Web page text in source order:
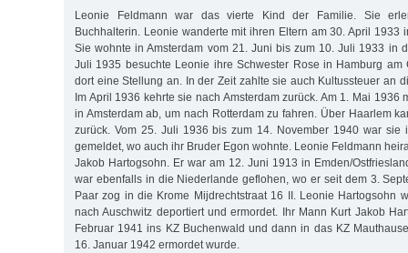
Leonie Feldmann war das vierte Kind der Familie. Sie
Buchhalterin. Leonie wanderte mit ihren Eltern am 30. April 1933
Sie wohnte in Amsterdam vom 21. Juni bis zum 10. Juli 1933 in
Juli 1935 besuchte Leonie ihre Schwester Rose in Hamburg am
dort eine Stellung an. In der Zeit zahlte sie auch Kultussteuer an
Im April 1936 kehrte sie nach Amsterdam zurück. Am 1. Mai 1936
in Amsterdam ab, um nach Rotterdam zu fahren. Über Haarlem
zurück. Vom 25. Juli 1936 bis zum 14. November 1940 war sie
gemeldet, wo auch ihr Bruder Egon wohnte. Leonie Feldmann
Jakob Hartogsohn. Er war am 12. Juni 1913 in Emden/
war ebenfalls in die Niederlande geflohen, wo er seit dem 3.
Paar zog in die Krome Mijdrechtstraat 16 II. Leonie Hartogsohn
nach Auschwitz deportiert und ermordet. Ihr Mann Kurt Jakob
Februar 1941 ins KZ Buchenwald und dann in das KZ
16. Januar 1942 ermordet wurde.